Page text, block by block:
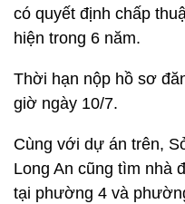
có quyết định chấp
hiện trong 6 năm.
Thời hạn nộp hồ sơ
giờ ngày 10/7.
Cùng với dự án trên,
Long An cũng tìm nhà
tại phường 4 và